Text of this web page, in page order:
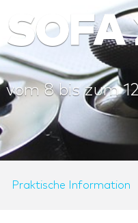
SOFA
vom8bis zum
Praktische Information